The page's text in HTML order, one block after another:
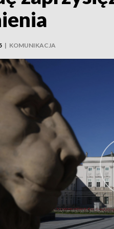
| KOMUNIKACJA